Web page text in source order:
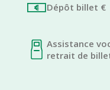
Dépôt billet €
Assistance
retrait de